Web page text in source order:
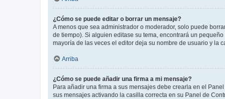
¿Cómo se puede editar o borrar un mensaje?
A menos que sea administrador o moderador, solo puede
de tiempo). Si alguien editase su tema, encontrará un
mayoría de las veces el editor deja su nombre de usuario y la
Arriba
¿Cómo se puede añadir una firma a mi mensaje?
Para añadir una firma a sus mensajes debe crearla en el
sus mensajes activando la casilla correcta en su Panel de